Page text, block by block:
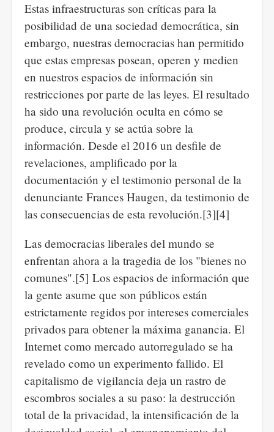
Estas infraestructuras son críticas para la
posibilidad de una sociedad democrática, sin
embargo, nuestras democracias han permitido
que estas empresas posean, operen y medien
en nuestros espacios de información sin
restricciones por parte de las leyes. El resultado
ha sido una revolución oculta en cómo se
produce, circula y se actúa sobre la
información. Desde el 2016 un desfile de
revelaciones, amplificado por la
documentación y el testimonio personal de la
denunciante Frances Haugen, da testimonio de
las consecuencias de esta revolución.[3][4]
Las democracias liberales del mundo se
enfrentan ahora a la tragedia de los "bienes no
comunes".[5] Los espacios de información que
la gente asume que son públicos están
estrictamente regidos por intereses comerciales
privados para obtener la máxima ganancia. El
Internet como mercado autorregulado se ha
revelado como un experimento fallido. El
capitalismo de vigilancia deja un rastro de
escombros sociales a su paso: la destrucción
total de la privacidad, la intensificación de la